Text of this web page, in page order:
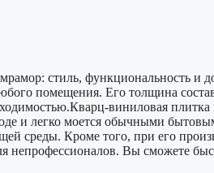
стиль, функциональность и
помещения. Его толщина
виниловая
и легко моется обычными
среды. Кроме того, при его
непрофессионалов. Вы сможете